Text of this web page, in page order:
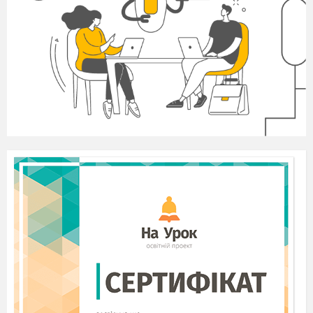
Народна мудрість говорить:
Де починається хліб?
У тісті.
Де починається тісто?
У борошні.
Де починається борошно?
У землі
Де починається земля?
праці, з рук
працьовитих. Бо земля
любить.
А до нас завітали гості
Сценка : «Трудівник та ледар»
-
Добрий день друже!
Добрий день друже!
Ой який в тебе смачненький хлібчик, дай
мені.
Я б тобі дав та він дуже дорогий.
Чому дорогий?
Щоб його добути, треба землю виорати.